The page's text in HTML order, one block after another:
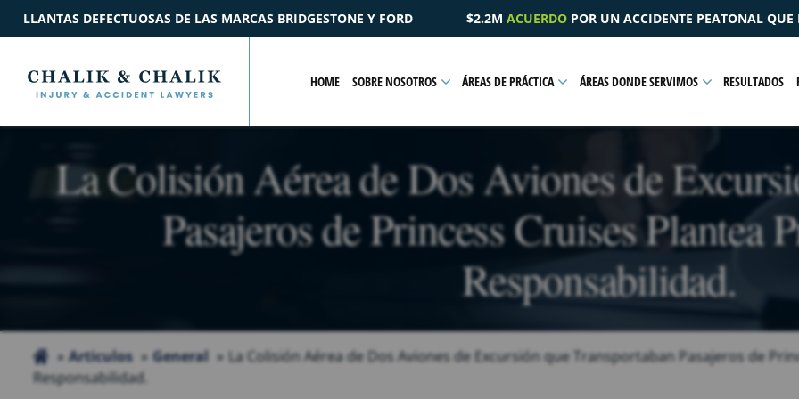
LAS MARCAS BRIDGESTONE Y FORD $2.2MACUERDOPOR UN ACCIDENTE PEATONAL QUE RESULTÓ EN UNA LESIÓN
HOME SOBRE NOSOTROS ÁREAS DE PRÁCTICA ÁREAS DONDE SERVIMOS RESULTADOS
La Colisión Aérea de Dos Aviones de
Pasajeros de Princess Cruises Plantea
Responsabilidad.
Articulos General
La Colisión Aérea de Dos Aviones de Excursión que Transportaban Pasajeros de
Responsabilidad.